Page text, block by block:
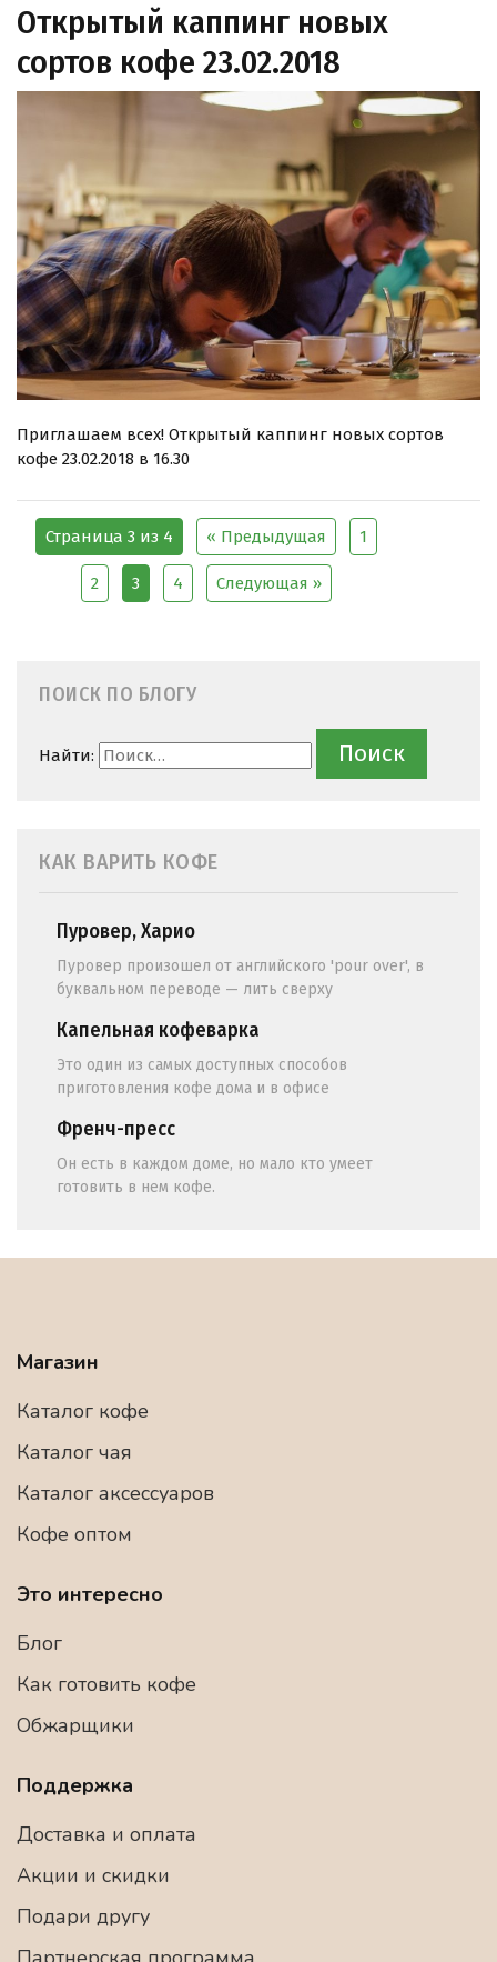
Открытый каппинг новых
сортов кофе 23.02.2018
Приглашаем всех! Открытый каппинг новых сортов
кофе 23.02.2018 в 16.30
Страница 3 из 4 « Предыдущая 1
2 3 4 Следующая »
ПОИСК ПО БЛОГУ
Найти:
КАК ВАРИТЬ КОФЕ
Пуровер, Харио
Пуровер произошел от английского 'pour over', в
буквальном переводе — лить сверху
Капельная кофеварка
Это один из самых доступных способов
приготовления кофе дома и в офисе
Френч-пресс
Он есть в каждом доме, но мало кто умеет
готовить в нем кофе.
Магазин
Каталог кофе
Каталог чая
Каталог аксессуаров
Кофе оптом
Это интересно
Блог
Как готовить кофе
Обжарщики
Поддержка
Доставка и оплата
Акции и скидки
Подари другу